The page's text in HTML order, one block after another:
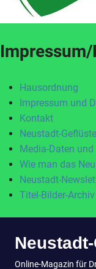
Hausordnung
Impressum und
Kontakt
Neustadt-
Media-Daten
Wie man das
Neustadt-
Titel-Bilder-Archiv
Inhalt
Online-Magazin für